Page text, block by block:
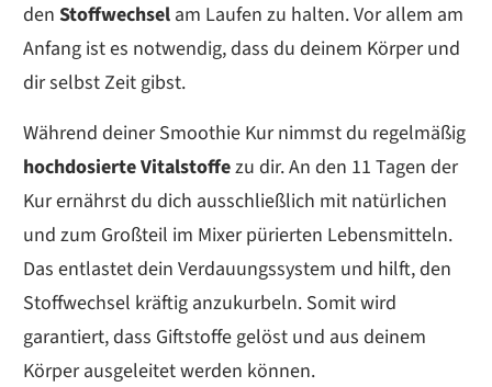
den Stoffwechsel am Laufen zu halten. Vor allem am
Anfang ist es notwendig, dass du deinem Körper und
dir selbst Zeit gibst.
Während deiner Smoothie Kur nimmst du regelmäßig
hochdosierte Vitalstoffezu dir. An den 11 Tagen der
Kur ernährst du dich ausschließlich mit natürlichen
und zum Großteil im Mixer pürierten Lebensmitteln.
Das entlastet dein Verdauungssystem und hilft, den
Stoffwechsel kräftig anzukurbeln. Somit wird
garantiert, dass Giftstoffe gelöst und aus deinem
Körper ausgeleitet werden können.